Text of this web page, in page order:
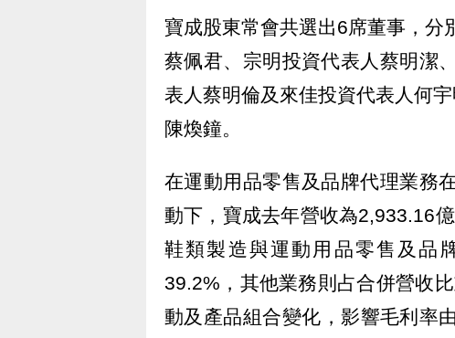
寶成股東常會共選出6席董事，分
蔡佩君、宗明投資代表人蔡明潔
表人蔡明倫及來佳投資代表人何
陳煥鐘。
在運動用品零售及品牌代理業務
動下，寶成去年營收為2,933.16
鞋類製造與運動用品零售及品
39.2%，其他業務則占合併營收
動及產品組合變化，影響毛利率